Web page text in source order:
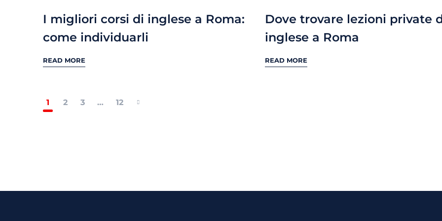
I migliori corsi di inglese a Roma:
come individuarli
READ MORE
Dove trovare lezioni private
inglese a Roma
READ MORE
1 2 3 … 12